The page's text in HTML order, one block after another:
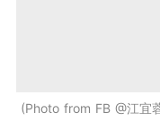
Photo from FB @江宜